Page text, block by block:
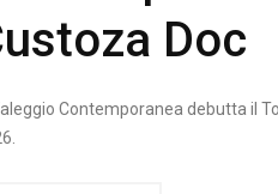
Doc
Contemporanea debutta il